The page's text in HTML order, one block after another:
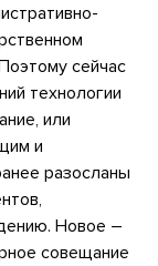
сейчас
технологии
или
и
разосланы
Новое –
совещание